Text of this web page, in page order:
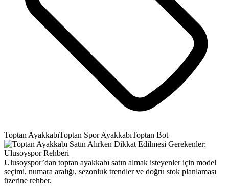
Toptan AyakkabıToptan Spor AyakkabıToptan Bot
Ulusoyspor’dan toptan ayakkabı satın almak isteyenler için model
seçimi, numara aralığı, sezonluk trendler ve doğru stok planlaması
üzerine rehber.